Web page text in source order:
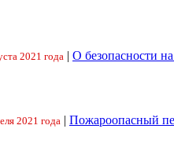
2021 года | О безопасности
2021 года | Пожароопасный